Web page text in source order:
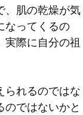
、肌の乾燥が気
なってくるの
実際に自分の祖
られるのではな
ではないかと